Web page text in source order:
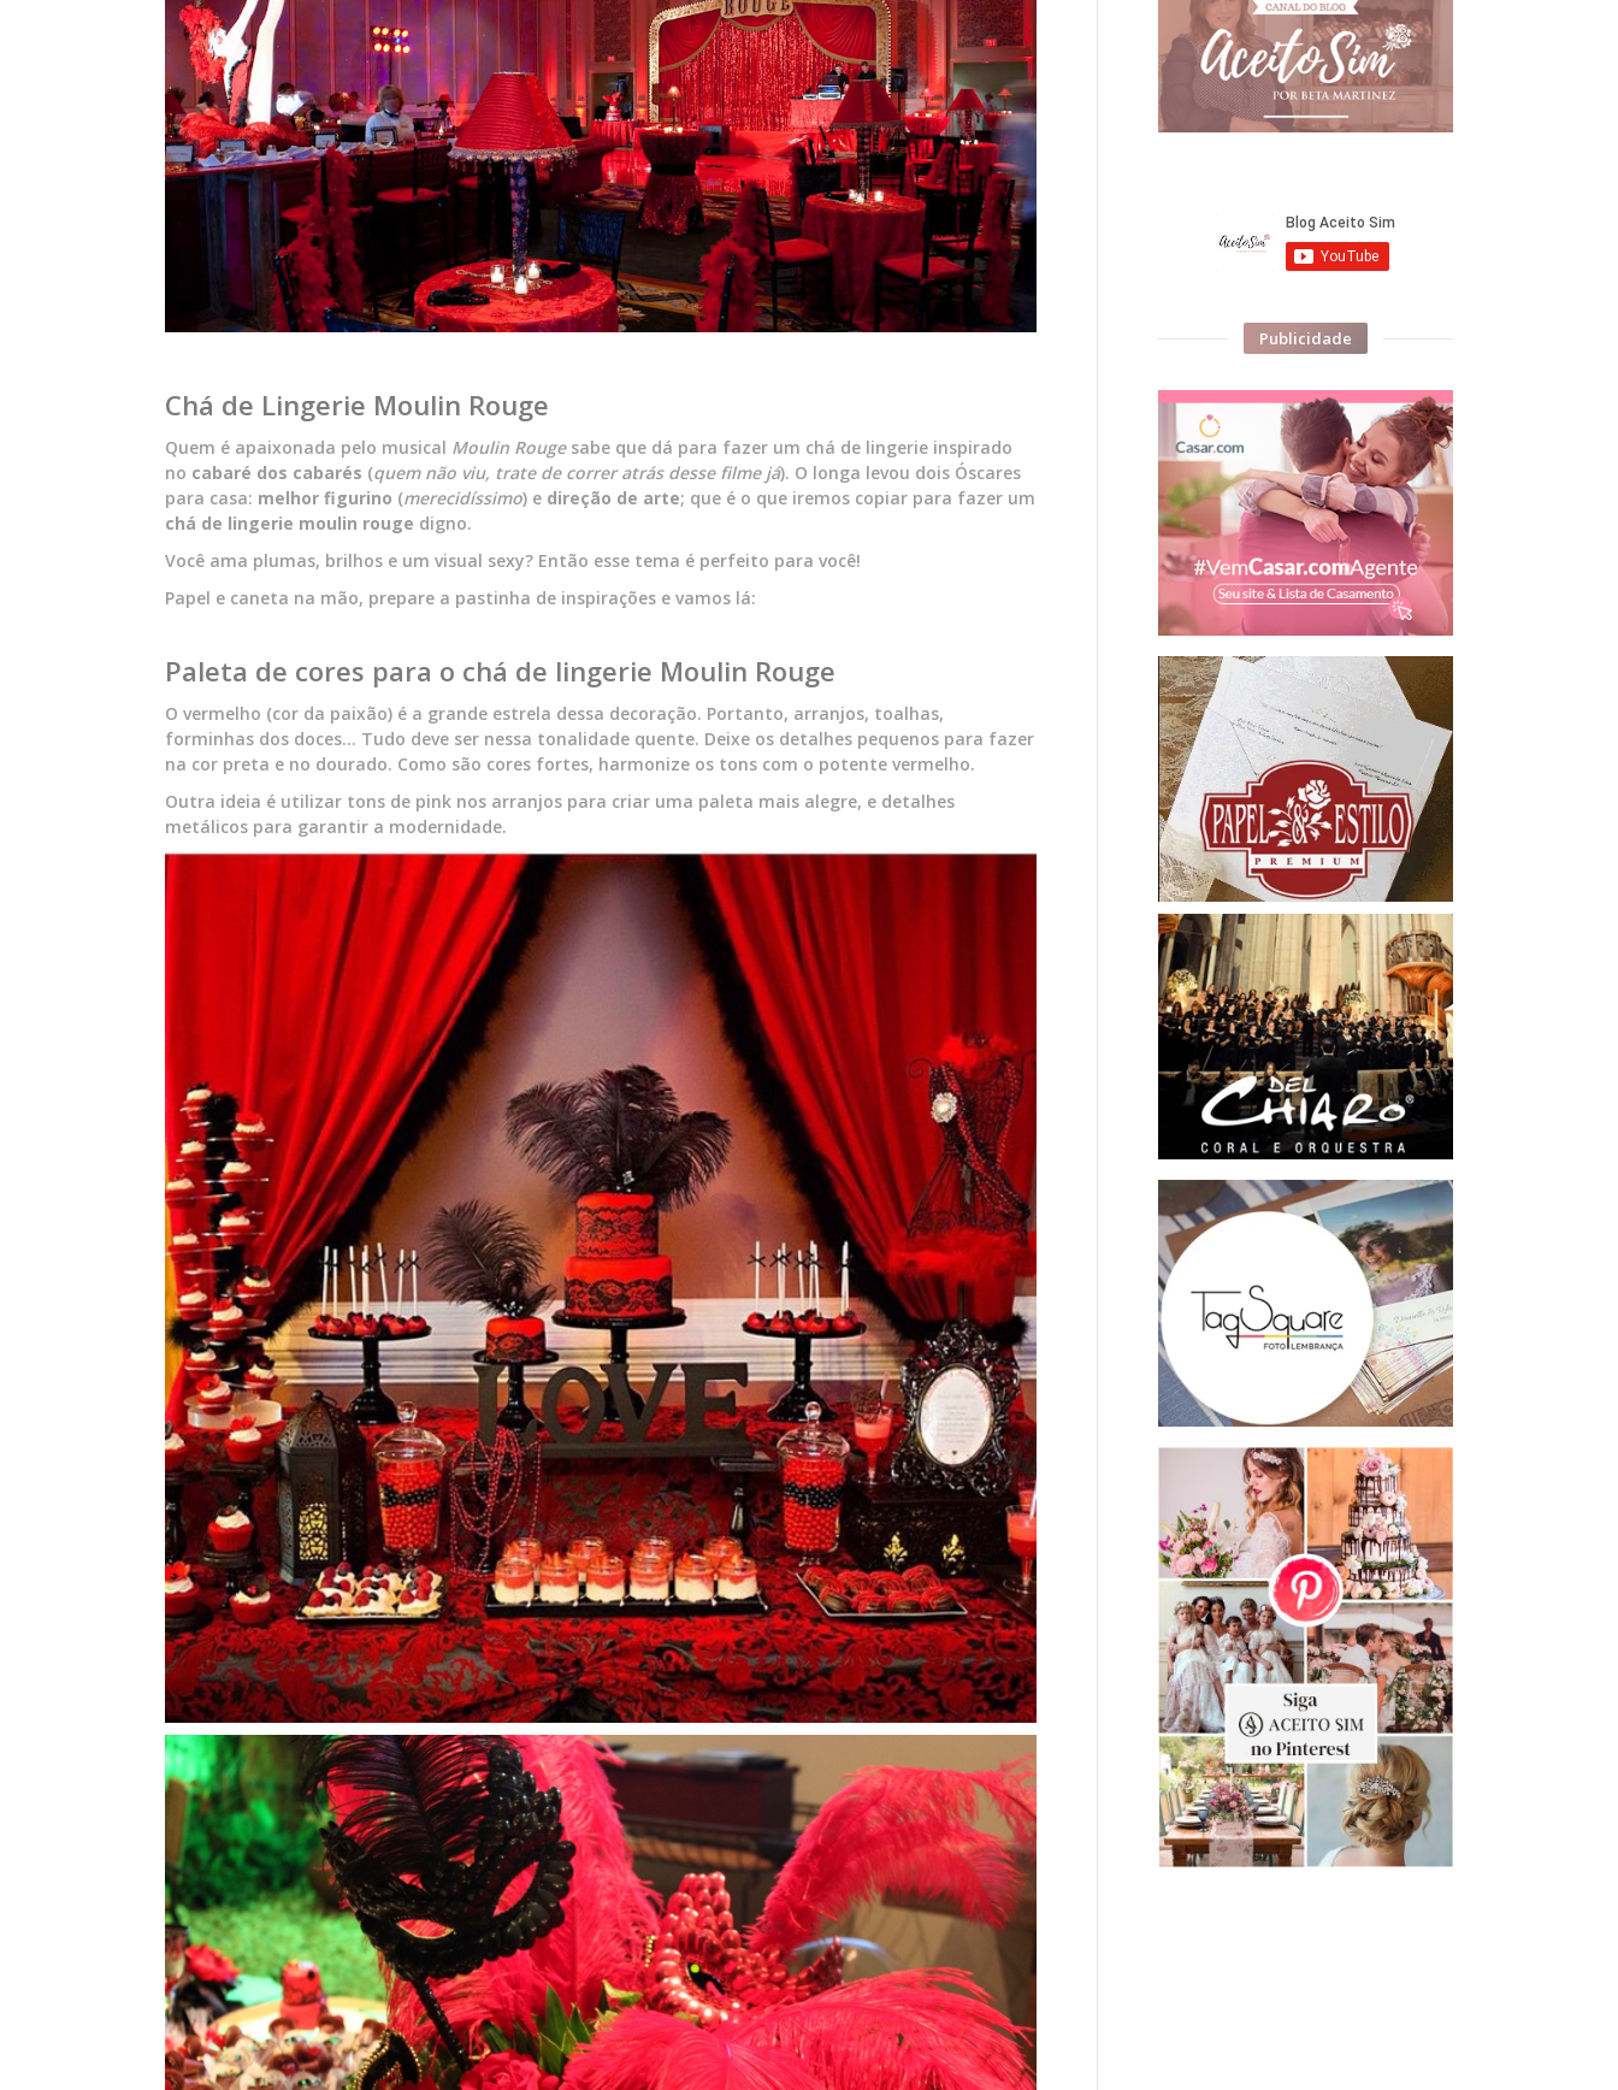
Chá de Lingerie Moulin Rouge
Quem é apaixonada pelo musical Moulin Rougesabe que dá para fazer um chá de lingerie inspirado
no cabaré dos cabarés (quem não viu, trate de correr atrás desse filme já). O longa levou dois Óscares
para casa: melhor figurino (merecidíssimo) e direção de arte; que é o que iremos copiar para fazer um
chá de lingerie moulin rouge digno.
Você ama plumas, brilhos e um visual sexy? Então esse tema é perfeito para você!
Papel e caneta na mão, prepare a pastinha de inspirações e vamos lá:
Paleta de cores para o chá de lingerie Moulin Rouge
O vermelho (cor da paixão) é a grande estrela dessa decoração. Portanto, arranjos, toalhas,
forminhas dos doces… Tudo deve ser nessa tonalidade quente. Deixe os detalhes pequenos para fazer
na cor preta e no dourado. Como são cores fortes, harmonize os tons com o potente vermelho.
Outra ideia é utilizar tons de pink nos arranjos para criar uma paleta mais alegre, e detalhes
metálicos para garantir a modernidade.
Publicidade